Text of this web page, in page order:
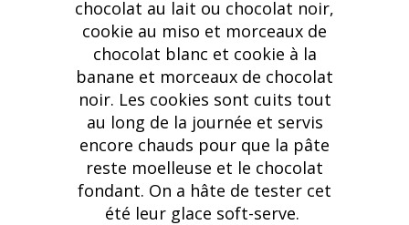
chocolat au lait ou chocolat noir,
cookie au miso et morceaux de
chocolat blanc et cookie à la
banane et morceaux de chocolat
noir. Les cookies sont cuits tout
au long de la journée et servis
encore chauds pour que la pâte
reste moelleuse et le chocolat
fondant. On a hâte de tester cet
été leur glace soft-serve.